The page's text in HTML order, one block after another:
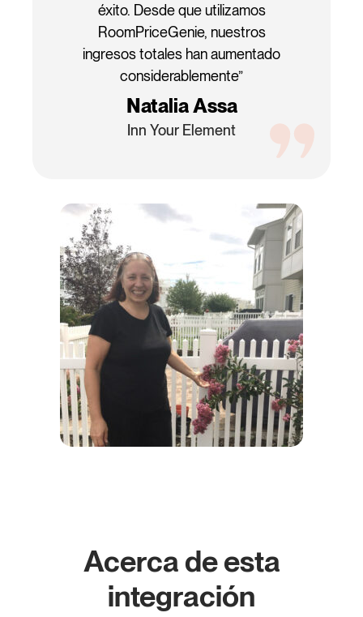
éxito. Desde que utilizamos
RoomPriceGenie, nuestros
ingresos totales han aumentado
considerablemente”
Natalia Assa
Inn Your Element
Acerca de esta
integración